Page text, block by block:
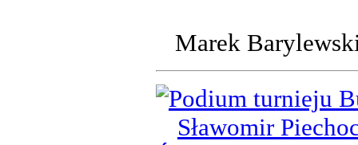
Marek